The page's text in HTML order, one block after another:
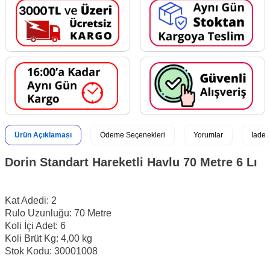
Ürün Açıklaması Ödeme Seçenekleri Yorumlar İade
Dorin Standart Hareketli Havlu 70 Metre 6 Lı
Kat Adedi: 2
Rulo Uzunluğu: 70 Metre
Koli İçi Adet: 6
Koli Brüt Kg: 4,00 kg
Stok Kodu: 30001008